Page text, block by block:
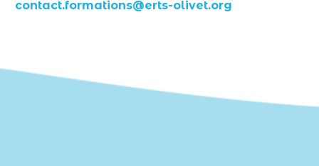
contact.formations@erts-olivet.org